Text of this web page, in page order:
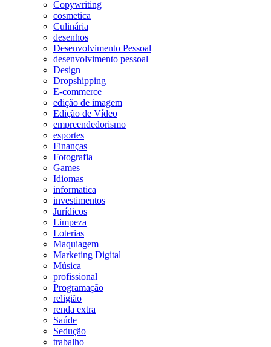
Copywriting
cosmetica
Culinária
desenhos
Desenvolvimento Pessoal
desenvolvimento pessoal
Design
Dropshipping
E-commerce
edição de imagem
Edição de Vídeo
empreendedorismo
esportes
Finanças
Fotografia
Games
Idiomas
informatica
investimentos
Jurídicos
Limpeza
Loterias
Maquiagem
Marketing Digital
Música
profissional
Programação
religião
renda extra
Saúde
Sedução
trabalho